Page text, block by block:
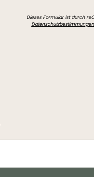
Dieses Formular ist durch
Datenschutzbestimmungen